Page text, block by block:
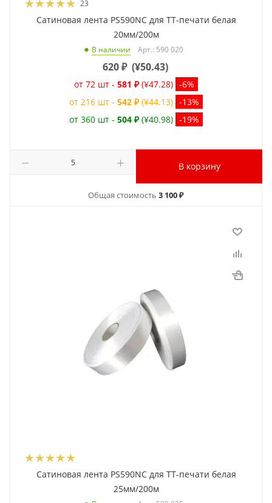
23
Сатиновая лента PS590NC для ТТ-печати белая
20мм/200м
В наличии Арт.: 590 020
620₽ (¥50.43)
от 72 шт - 581 ₽ (¥47.28) -6%
от 216 шт - 542 ₽ (¥44.13) -13%
от 360 шт - 504 ₽ (¥40.98) -19%
В корзину
Общая стоимость 3 100 ₽
Сатиновая лента PS590NC для ТТ-печати белая
25мм/200м